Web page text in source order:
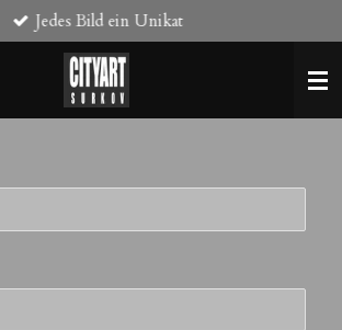
Jedes Bild ein Unikat